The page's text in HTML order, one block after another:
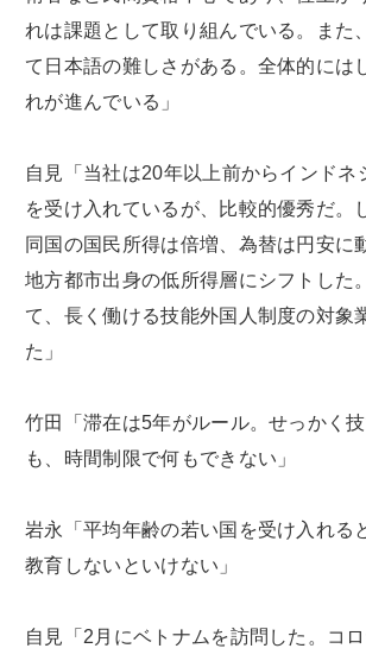
れは課題として取り組んでいる。また
て日本語の難しさがある。全体的には
れが進んでいる」
自見「当社は20年以上前からインドネ
を受け入れているが、比較的優秀だ。
同国の国民所得は倍増、為替は円安に
地方都市出身の低所得層にシフトした
て、長く働ける技能外国人制度の対象
た」
竹田「滞在は5年がルール。せっかく
も、時間制限で何もできない」
岩永「平均年齢の若い国を受け入れる
教育しないといけない」
自見「2月にベトナムを訪問した。コ